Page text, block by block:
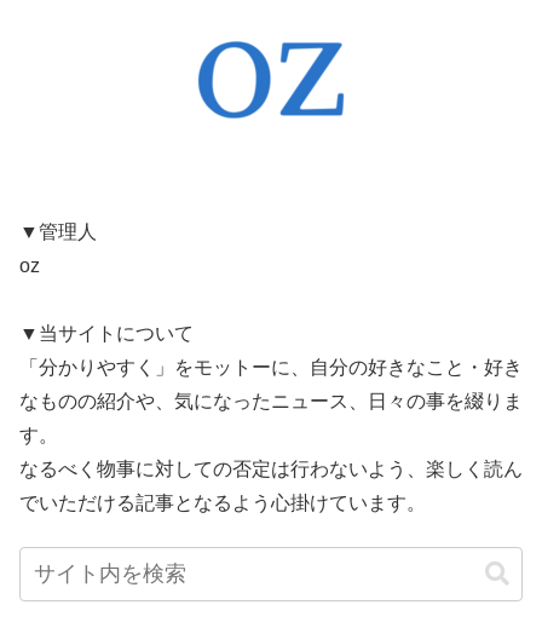
▼管理人
oz
▼当サイトについて
「分かりやすく」をモットーに、自分の好きなこと・好き
なものの紹介や、気になったニュース、日々の事を綴りま
す。
なるべく物事に対しての否定は行わないよう、楽しく読ん
でいただける記事となるよう心掛けています。